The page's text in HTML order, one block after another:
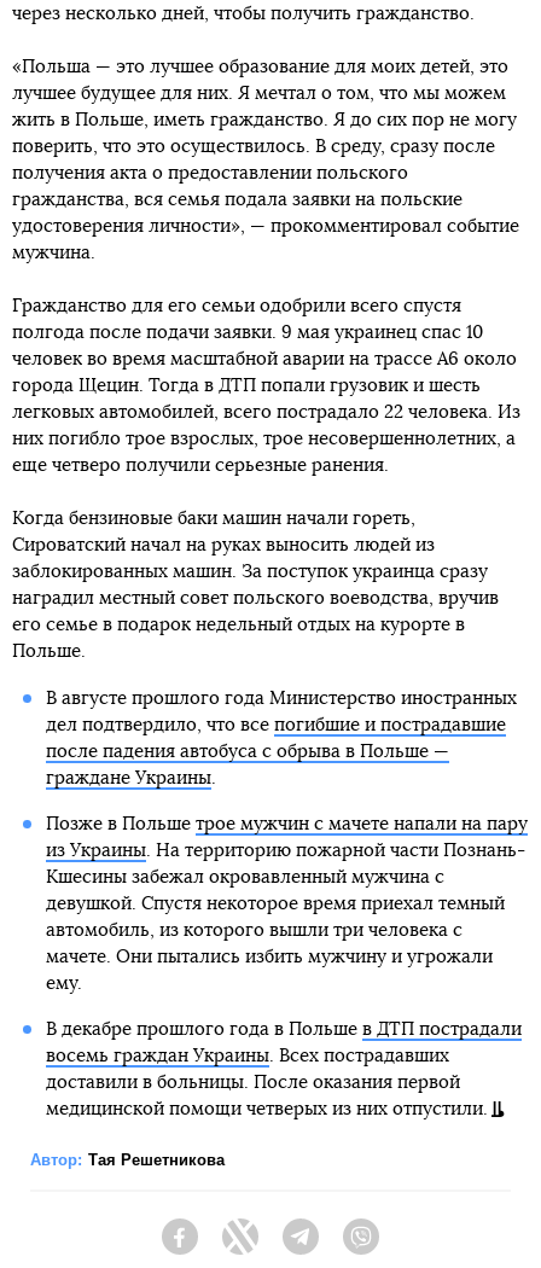
через несколько дней, чтобы получить гражданство.
«Польша — это лучшее образование для моих детей, это
лучшее будущее для них. Я мечтал о том, что мы можем
жить в Польше, иметь гражданство. Я до сих пор не могу
поверить, что это осуществилось. В среду, сразу после
получения акта о предоставлении польского
гражданства, вся семья подала заявки на польские
удостоверения личности», — прокомментировал событие
мужчина.
Гражданство для его семьи одобрили всего спустя
полгода после подачи заявки. 9 мая украинец спас 10
человек во время масштабной аварии на трассе А6 около
города Щецин. Тогда в ДТП попали грузовик и шесть
легковых автомобилей, всего пострадало 22 человека. Из
них погибло трое взрослых, трое несовершеннолетних, а
еще четверо получили серьезные ранения.
Когда бензиновые баки машин начали гореть,
Сироватский начал на руках выносить людей из
заблокированных машин. За поступок украинца сразу
наградил местный совет польского воеводства, вручив
его семье в подарок недельный отдых на курорте в
Польше.
В августе прошлого года Министерство иностранных
дел подтвердило, что все погибшие и пострадавшие
после падения автобуса с обрыва в Польше —
граждане Украины.
Позже в Польше трое мужчин с мачете напали на пару
из Украины. На территорию пожарной части Познань-
Кшесины забежал окровавленный мужчина с
девушкой. Спустя некоторое время приехал темный
автомобиль, из которого вышли три человека с
мачете. Они пытались избить мужчину и угрожали
ему.
В декабре прошлого года в Польше в ДТП пострадали
восемь граждан Украины. Всех пострадавших
доставили в больницы. После оказания первой
медицинской помощи четверых из них отпустили.
Автор: Тая Решетникова
FacebookTwitter Telegram